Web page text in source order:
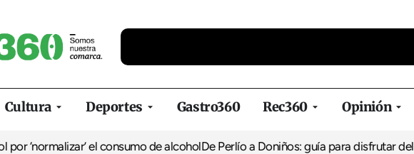
Cultura Deportes Gastro360 Rec360 Opinión
el consumo de alcoholDe Perlío a Doniños: guía para disfrutar del fin de